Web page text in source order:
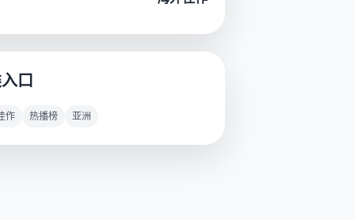
口
作 热播榜 亚洲